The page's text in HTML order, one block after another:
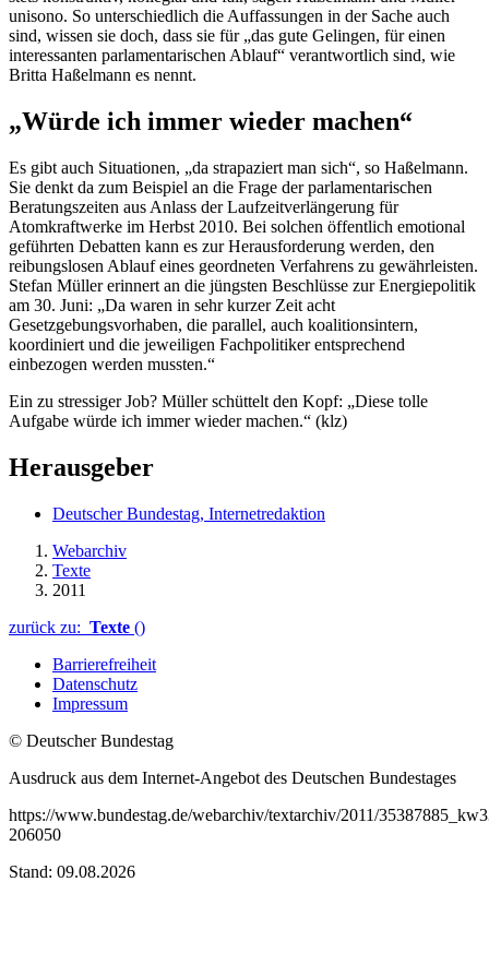
unisono. So unterschiedlich die Auffassungen in der Sache auch
sind, wissen sie doch, dass sie für „das gute Gelingen, für einen
interessanten parlamentarischen Ablauf“ verantwortlich sind, wie
Britta Haßelmann es nennt.
„Würde ich immer wieder machen“
Es gibt auch Situationen, „da strapaziert man sich“, so Haßelmann.
Sie denkt da zum Beispiel an die Frage der parlamentarischen
Beratungszeiten aus Anlass der Laufzeitverlängerung für
Atomkraftwerke im Herbst 2010. Bei solchen öffentlich emotional
geführten Debatten kann es zur Herausforderung werden, den
reibungslosen Ablauf eines geordneten Verfahrens zu gewährleisten.
Stefan Müller erinnert an die jüngsten Beschlüsse zur Energiepolitik
am 30. Juni: „Da waren in sehr kurzer Zeit acht
Gesetzgebungsvorhaben, die parallel, auch koalitionsintern,
koordiniert und die jeweiligen Fachpolitiker entsprechend
einbezogen werden mussten.“
Ein zu stressiger Job? Müller schüttelt den Kopf: „Diese tolle
Aufgabe würde ich immer wieder machen.“ (klz)
Herausgeber
Deutscher Bundestag, Internetredaktion
Webarchiv
Texte
2011
zurück zu: Texte ()
Barrierefreiheit
Datenschutz
Impressum
© Deutscher Bundestag
Ausdruck aus dem Internet-Angebot des Deutschen Bundestages
https://www.bundestag.de/webarchiv/textarchiv/2011/
206050
Stand: 09.08.2026